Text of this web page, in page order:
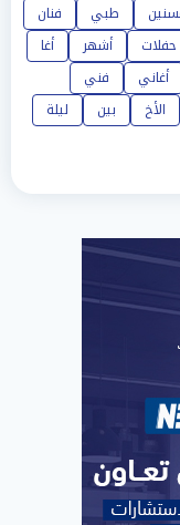
طبي
فنان
حفلات أشهر
أغا
أغاني
فني
الأخ بين
ليلة